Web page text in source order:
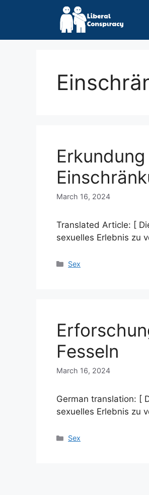
March 16, 2024
Translated Article: [
sexuelles Erlebnis zu
Categories
Sex
Fesseln
March 16, 2024
German translation: [
sexuelles Erlebnis zu
Categories
Sex